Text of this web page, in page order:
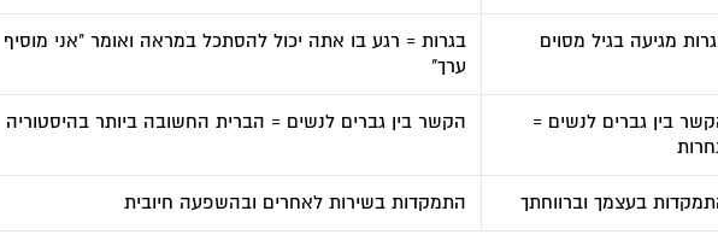
מגיעה בגיל מסוים
בגרות = רגע בו אתה יכול להסתכל במראה ואומר "אני מוסיף
ערך"
בין גברים לנשים =
הקשר בין גברים לנשים = הברית החשובה ביותר בהיסטוריה
בעצמך וברווחתך התמקדות בשירות לאחרים ובהשפעה חיובית